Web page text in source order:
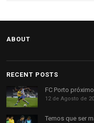
ABOUT
RECENT POSTS
FC Porto
12 de Agosto de
Temos que ser